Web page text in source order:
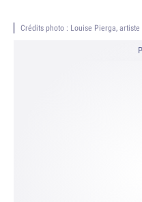
Crédits photo : Louise Pierga,